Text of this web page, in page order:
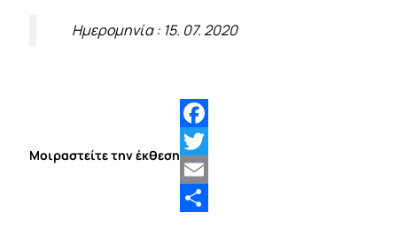
Ημερομηνία : 15. 07. 2020
Μοιραστείτε την έκθεση
Facebook
Twitter
Email